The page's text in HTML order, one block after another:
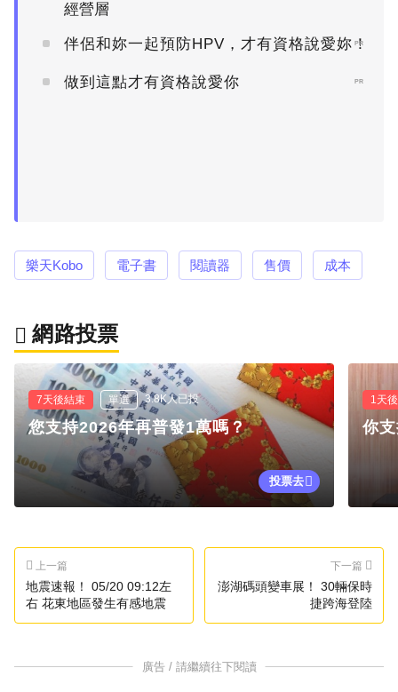
經營層
伴侶和妳一起預防HPV，才有資格說愛妳！
PR
做到這點才有資格說愛你 PR
樂天Kobo 電子書 閱讀器 售價 成本
網路投票
7天後結束 單選 3.8K人已投
您支持2026年再普發1萬嗎？
投票去
1天
你
上一篇
地震速報！ 05/20 09:12左
右 花東地區發生有感地震
下一篇
澎湖碼頭變車展！ 30輛保時
捷跨海登陸
廣告 / 請繼續往下閱讀